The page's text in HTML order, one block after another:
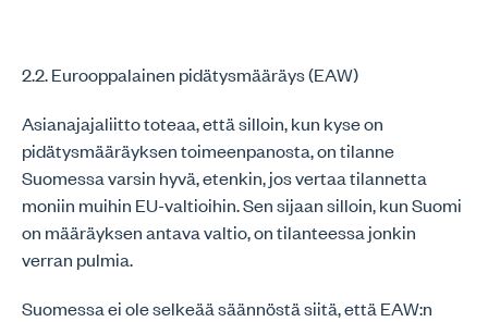
2.2. Eurooppalainen pidätysmääräys (EAW)
Asianajajaliitto toteaa, että silloin, kun kyse on
pidätysmääräyksen toimeenpanosta, on tilanne
Suomessa varsin hyvä, etenkin, jos vertaa tilannetta
moniin muihin EU-valtioihin. Sen sijaan silloin, kun Suomi
on määräyksen antava valtio, on tilanteessa jonkin
verran pulmia.
Suomessa ei ole selkeää säännöstä siitä, että EAW:n